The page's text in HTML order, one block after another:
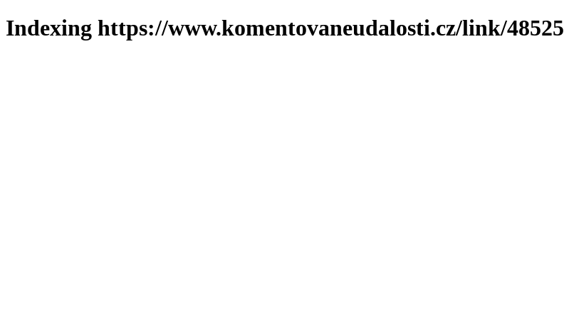
Indexing https://www.komentovaneudalosti.cz/link/48525